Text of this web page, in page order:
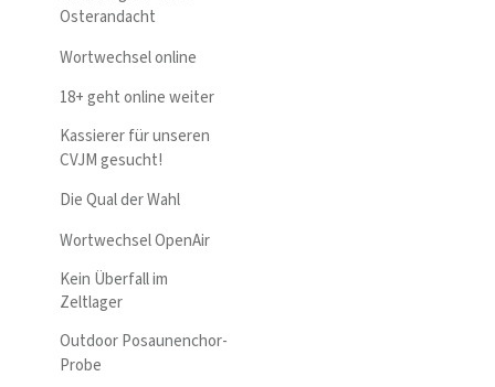
Osterandacht
Wortwechsel online
18+ geht online weiter
Kassierer für unseren
CVJM gesucht!
Die Qual der Wahl
Wortwechsel OpenAir
Kein Überfall im
Zeltlager
Outdoor Posaunenchor-
Probe